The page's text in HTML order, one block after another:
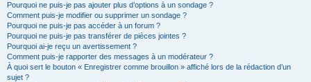
Pourquoi ne puis-je pas ajouter plus d’options à un sondage ?
Comment puis-je modifier ou supprimer un sondage ?
Pourquoi ne puis-je pas accéder à un forum ?
Pourquoi ne puis-je pas transférer de pièces jointes ?
Pourquoi ai-je reçu un avertissement ?
Comment puis-je rapporter des messages à un modérateur ?
À quoi sert le bouton « Enregistrer comme brouillon » affiché lors de la rédaction d’un
sujet ?